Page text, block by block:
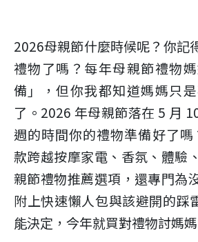
2026母親節什麼時候呢？你記
禮物了嗎？每年母親節禮物
備」，但你我都知道媽媽只
了。2026 年母親節落在 5 月
週的時間你的禮物準備好了
款跨越按摩家電、香氛、體驗
親節禮物推薦選項，還專門為
附上快速懶人包與該避開的踩
能決定，今年就買對禮物討媽